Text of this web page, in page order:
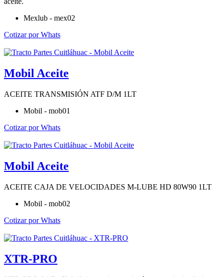
Mexlub - mex02
Cotizar por Whats
Mobil Aceite
ACEITE TRANSMISIÓN ATF D/M 1LT
Mobil - mob01
Cotizar por Whats
Mobil Aceite
ACEITE CAJA DE VELOCIDADES M-LUBE HD 80W90 1LT
Mobil - mob02
Cotizar por Whats
XTR-PRO